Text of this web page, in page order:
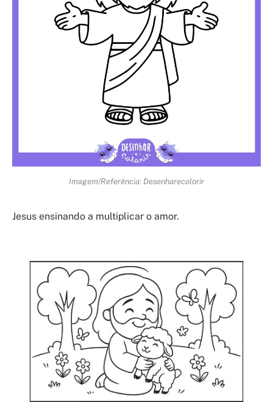
Imagem/Referência: Desenharecolorir
Jesus ensinando a multiplicar o amor.